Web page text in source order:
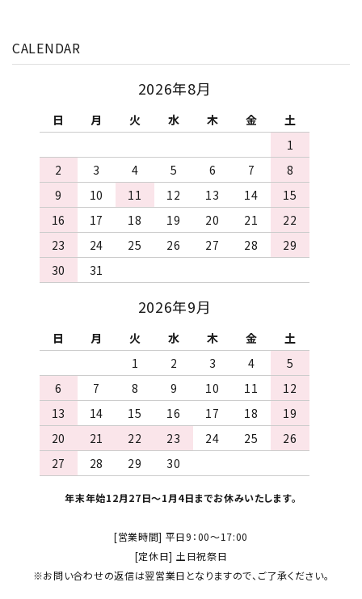
CALENDAR
2026年8月
日 月 火 水 木 金
土
1
2
3 4 5 6 7
8
9
10 11 12 13 14
15
16
17 18 19 20 21
22
23
24 25 26 27 28
29
30
31
2026年9月
日 月 火 水 木 金
土
1
2 3 4
5
6
7 8 9 10 11
12
13
14 15 16 17 18
19
20
21 22 23 24 25
26
27
28 29 30
年末年始12月27日～1月4日までお休みいたします。
[営業時間] 平日9：00～17:00
[定休日] 土日祝祭日
※お問い合わせの返信は翌営業日となりますので、ご了承ください。